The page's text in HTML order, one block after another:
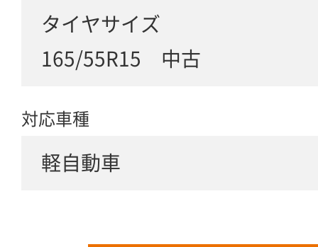
タイヤサイズ
165/55R15 中古
対応車種
軽自動車